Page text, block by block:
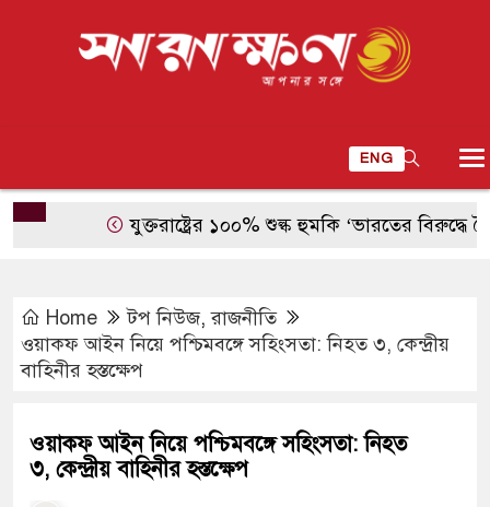
ENG
যুক্তরাষ্ট্রের ১০০% শুল্ক হুমকি ‘ভারতের বিরুদ্ধে বৈরী
Home টপ নিউজ,রাজনীতি
ওয়াকফ আইন নিয়ে পশ্চিমবঙ্গে সহিংসতা: নিহত ৩, কেন্দ্রীয়
বাহিনীর হস্তক্ষেপ
ওয়াকফ আইন নিয়ে পশ্চিমবঙ্গে সহিংসতা: নিহত
৩, কেন্দ্রীয় বাহিনীর হস্তক্ষেপ